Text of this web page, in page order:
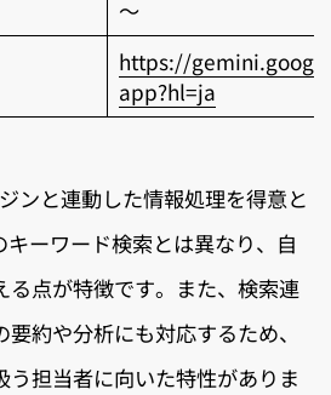
～
https://
app?hl=ja
ンと連動した情報処理を得意と
ーワード検索とは異なり、自
る点が特徴です。また、検索連
約や分析にも対応するため、
担当者に向いた特性がありま